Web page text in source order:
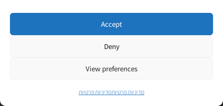
Accept
Deny
View preferences
מדיניות פרטיותמדיניות פרטיות